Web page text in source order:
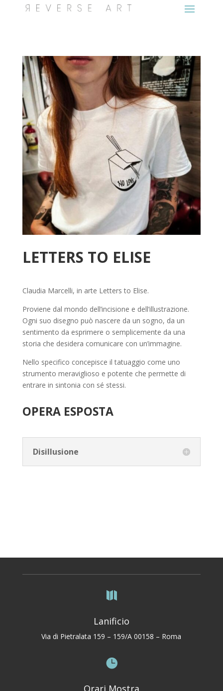
LETTERS TO ELISE
Claudia Marcelli, in arte Letters to Elise.
Proviene dal mondo dell’incisione e dell’illustrazione.
Ogni suo disegno può nascere da un sogno, da un
sentimento da esprimere o semplicemente da una
storia che desidera comunicare con un’immagine.
Nello specifico concepisce il tatuaggio come uno
strumento meraviglioso e potente che permette di
entrare in sintonia con sé stessi.
OPERA ESPOSTA
Disillusione

Lanificio
Via di Pietralata 159 – 159/A 00158 – Roma
